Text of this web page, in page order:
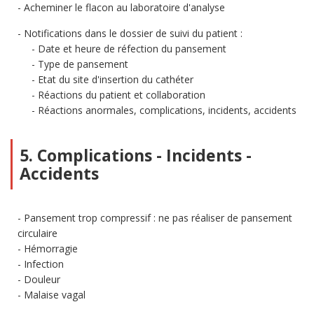
Acheminer le flacon au laboratoire d'analyse
Notifications dans le dossier de suivi du patient :
Date et heure de réfection du pansement
Type de pansement
Etat du site d'insertion du cathéter
Réactions du patient et collaboration
Réactions anormales, complications, incidents, accidents
5. Complications - Incidents -
Accidents
Pansement trop compressif : ne pas réaliser de pansement
circulaire
Hémorragie
Infection
Douleur
Malaise vagal